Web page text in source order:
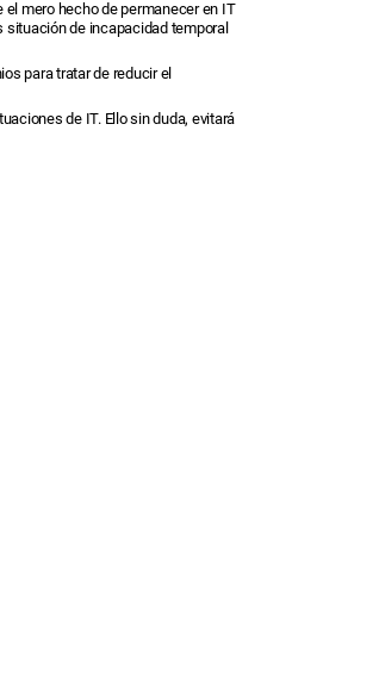
mero hecho de permanecer en IT
de incapacidad temporal
para tratar de reducir el
de IT. Ello sin duda, evitará